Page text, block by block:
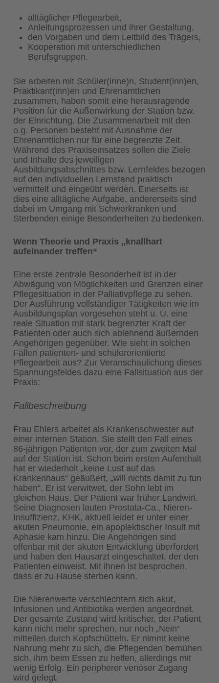
alltäglicher Pflegearbeit,
Anleitungsprozessen und ihrer Gestaltung,
den Vorgaben und dem Leitbild des Trägers,
Kooperation mit unterschiedlichen
Berufsgruppen.
Sie arbeiten mit Schüler(inne)n, Student(inn)en,
Praktikant(inn)en und Ehrenamtlichen
zusammen, haben somit eine herausragende
Position für die Außenwirkung der Station bzw.
der Einrichtung. Die Zusammenarbeit mit den
o.g. Personen besteht mit Ausnahme der
Ehrenamtlichen nur für eine begrenzte Zeit.
Während des Praxiseinsatzes sollen die Ziele
und Inhalte des jeweiligen
Ausbildungsabschnittes bzw. Lernfeldes bezogen
auf den individuellen Lernstand praktisch
vermittelt und eingeübt werden. Einerseits ist
dies eine alltägliche Aufgabe, andererseits sind
dabei im Umgang mit Schwerkranken und
Sterbenden einige Besonderheiten zu bedenken.
Wenn Theorie und Praxis „knallhart
aufeinander treffen“
Eine erste zentrale Besonderheit ist in der
Abwägung von Möglichkeiten und Grenzen einer
Pflegesituation in der Palliativpflege zu sehen.
Der Ausführung vollständiger Tätigkeiten wie im
Ausbildungsplan vorgesehen steht u. U. eine
reale Situation mit stark begrenzter Kraft der
Patienten oder auch sich ablehnend äußernden
Angehörigen gegenüber. Wie sieht in solchen
Fällen patienten- und schülerorientierte
Pflegearbeit aus? Zur Veranschaulichung dieses
Spannungsfeldes dazu eine Fallsituation aus der
Praxis:
Fallbeschreibung
Frau Ehlers arbeitet als Krankenschwester auf
einer internen Station. Sie stellt den Fall eines
86-jährigen Patienten vor, der zum zweiten Mal
auf der Station ist. Schon beim ersten Aufenthalt
hat er wiederholt „keine Lust auf das
Krankenhaus“ geäußert, „will nichts damit zu tun
haben“. Er ist verwitwet, der Sohn lebt im
gleichen Haus. Der Patient war früher Landwirt.
Seine Diagnosen lauten Prostata-Ca., Nieren-
Insuffizienz, KHK, aktuell leidet er unter einer
akuten Pneumonie, ein apoplektischer Insult mit
Aphasie kam hinzu. Die Angehörigen sind
offenbar mit der akuten Entwicklung überfordert
und haben den Hausarzt eingeschaltet, der den
Patienten einweist. Mit ihnen ist besprochen,
dass er zu Hause sterben kann.
Die Nierenwerte verschlechtern sich akut,
Infusionen und Antibiotika werden angeordnet.
Der gesamte Zustand wird kritischer, der Patient
kann nicht mehr sprechen, nur noch „Nein“
mitteilen durch Kopfschütteln. Er nimmt keine
Nahrung mehr zu sich, die Pflegenden bemühen
sich, ihm beim Essen zu helfen, allerdings mit
wenig Erfolg. Ein peripherer venöser Zugang
wird gelegt.